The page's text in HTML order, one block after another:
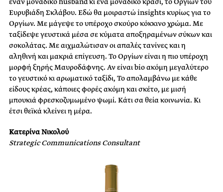
Ευρυβιάδη Σκλάβου. Εδώ θα μοιραστώ insights κυρίως για το
Οργίων. Με μάγεψε το υπέροχο σκούρο κόκκινο χρώμα. Με
ταξίδεψε γευστικά μέσα σε κύματα αποξηραμένων σύκων και
σοκολάτας. Με αιχμαλώτισαν οι απαλές τανίνες και η
αληθινή και μακριά επίγευση. Το Οργίων είναι η πιο υπέροχη
μορφή ξηρής Μαυροδάφνης. Αν είναι bio ακόμη μεγαλύτερο
το γευστικό κι αρωματικό ταξίδι, Το απολαμβάνω με κάθε
είδους κρέας, κάποιες φορές ακόμη και σκέτο, με μισή
μπουκιά φρεσκοζυμωμένο ψωμί. Κάτι σα θεία κοινωνία. Κι
έτσι θεϊκά κλείνει η μέρα.
Κατερίνα Νικολού
Strategic Communications Consultant